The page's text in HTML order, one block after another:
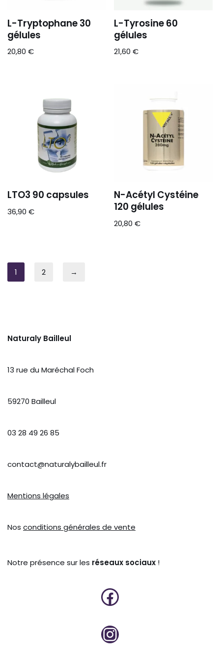
L-Tryptophane 30
gélules
20,80 €
L-Tyrosine 60
gélules
21,60€
LTO3 90 capsules
36,90 €
N-Acétyl Cystéine
120 gélules
20,80€
1 2 →
Naturaly Bailleul
13 rue du Maréchal Foch
59270 Bailleul
03 28 49 26 85
contact@naturalybailleul.fr
Mentions légales
Nos conditions générales de vente
Notre présence sur les réseaux sociaux !